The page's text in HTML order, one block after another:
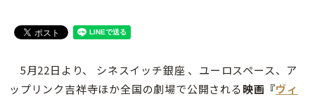
5月22日より、 シネスイッチ銀座 、ユーロスペース、ア
ップリンク吉祥寺ほか全国の劇場で公開される映画『ヴィ